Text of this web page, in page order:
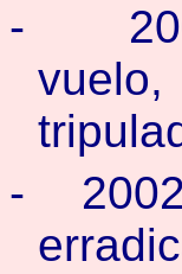
-
vuelo,
-